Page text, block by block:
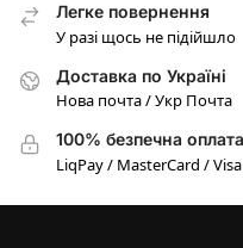
Легке повернення
У разі щось не підійшло
Доставка по Україні
Нова почта / Укр Почта
100% безпечна оплата
LiqPay / MasterCard / Visa